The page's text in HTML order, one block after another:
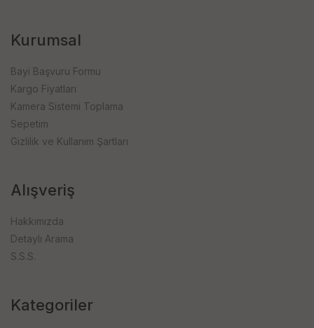
Kurumsal
Bayi Başvuru Formu
Kargo Fiyatları
Kamera Sistemi Toplama
Sepetim
Gizlilik ve Kullanım Şartları
Alışveriş
Hakkımızda
Detaylı Arama
S.S.S.
Kategoriler